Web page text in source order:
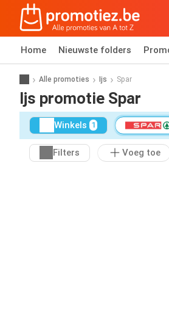
Home Nieuwste folders
Alle promoties Ijs Spar
Ijs promotie Spar
Winkels 1
Filters Voeg toe